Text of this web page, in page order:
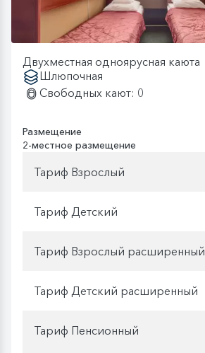
Двухместная одноярусная каюта
Шлюпочная
Свободных кают: 0
Размещение
2-местное размещение
Тариф Взрослый
Тариф Детский
Тариф Взрослый расширенный
Тариф Детский расширенный
Тариф Пенсионный